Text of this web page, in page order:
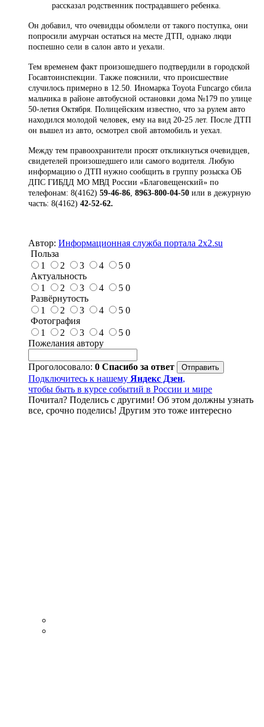
рассказал родственник пострадавшего ребенка.
Он добавил, что очевидцы обомлели от такого поступка, они
попросили амурчан остаться на месте ДТП, однако люди
поспешно сели в салон авто и уехали.
Тем временем факт произошедшего подтвердили в городской
Госавтоинспекции. Также пояснили, что происшествие
случилось примерно в 12.50. Иномарка Toyota Funcargo сбила
мальчика в районе автобусной остановки дома №179 по улице
50-летия Октября. Полицейским известно, что за рулем авто
находился молодой человек, ему на вид 20-25 лет. После ДТП
он вышел из авто, осмотрел свой автомобиль и уехал.
Между тем правоохранители просят откликнуться очевидцев,
свидетелей произошедшего или самого водителя. Любую
информацию о ДТП нужно сообщить в группу розыска ОБ
ДПС ГИБДД МО МВД России «Благовещенский» по
телефонам: 8(4162) 59-46-86 8963-800-04-50 или в дежурную
часть: 8(4162) 42-52-62.
Автор: Информационная служба портала 2x2.su
Польза
1
2 3 4 5 0
Актуальность
1
2 3 4 5 0
Развёрнутость
1
2 3 4 5 0
Фотография
1
2 3 4 5 0
Пожелания автору
Проголосовало: 0 Спасибо за ответ
Подключитесь к нашему Яндекс Дзен,
чтобы быть в курсе событий в России и мире
Почитал? Поделись с другими! Об этом должны узнать
все, срочно поделись! Другим это тоже интересно